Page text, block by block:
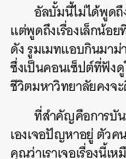
อัลบั้มนี้ไม่ได้พูดถึ
แต่พูดถึงเรื่องเล็กน้อย
ดัง รูมเมทแอบกินมาม่
ซึ่งเป็นคอนเซ็ปต์ที่ฟัง
ชีวิตมหาวิทยาลัยคงจ
ที่สำคัญคือการบัน
เองเจอปัญหาอยู่ ตัว
คุณว่าเราเจอเรื่องนี้